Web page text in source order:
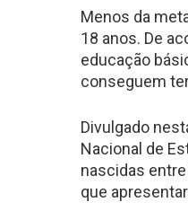
Menos da
18 anos. De
educação
conseguem
Divulgado
Nacional de
nascidas
que